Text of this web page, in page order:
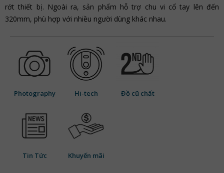
rớt thiết bị. Ngoài ra, sản phẩm hỗ trợ chu vi cổ tay lên đến
320mm, phù hợp với nhiều người dùng khác nhau.
Photography Hi-tech Đồ cũ chất
Tin Tức Khuyến mãi